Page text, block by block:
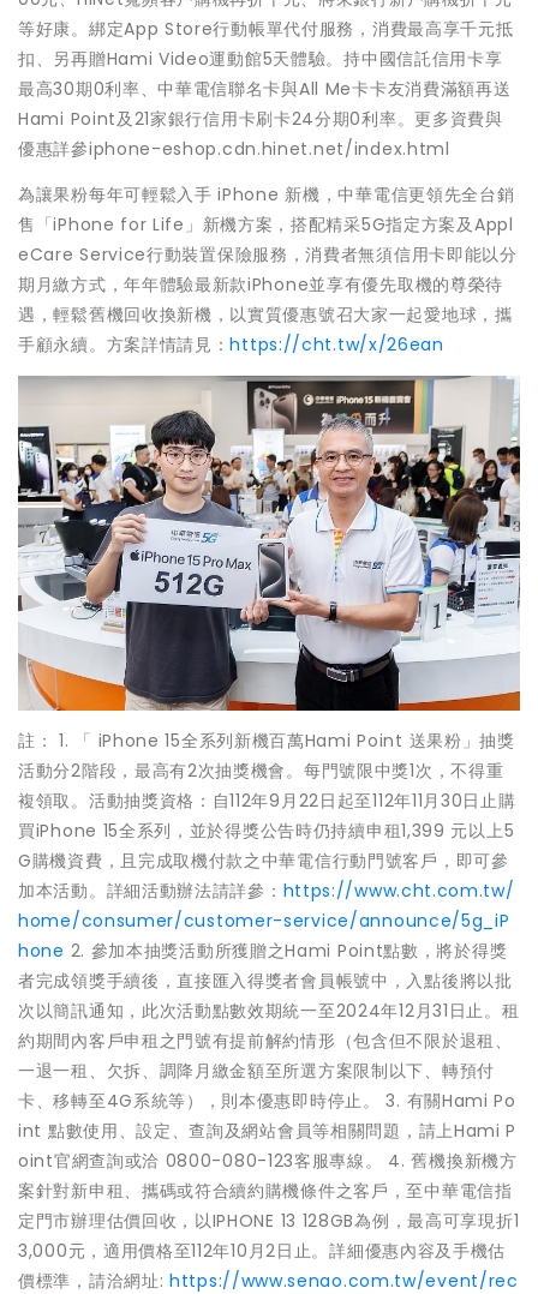
等好康。綁定App Store行動帳單代付服務，消費最高享千元抵
扣、另再贈Hami Video運動館5天體驗。持中國信託信用卡享
最高30期0利率、中華電信聯名卡與All Me卡卡友消費滿額再送
Hami Point及21家銀行信用卡刷卡24分期0利率。更多資費與
優惠詳參iphone-eshop.cdn.hinet.net/index.html
為讓果粉每年可輕鬆入手 iPhone 新機，中華電信更領先全台銷
售「iPhone for Life」新機方案，搭配精采5G指定方案及Appl
eCare Service行動裝置保險服務，消費者無須信用卡即能以分
期月繳方式，年年體驗最新款iPhone並享有優先取機的尊榮待
遇，輕鬆舊機回收換新機，以實質優惠號召大家一起愛地球，攜
手顧永續。方案詳情請見：https://cht.tw/x/26ean
註： 1. 「 iPhone 15全系列新機百萬Hami Point 送果粉」抽獎
活動分2階段，最高有2次抽獎機會。每門號限中獎1次，不得重
複領取。活動抽獎資格：自112年9月22日起至112年11月30日止購
買iPhone 15全系列，並於得獎公告時仍持續申租1,399 元以上5
G購機資費，且完成取機付款之中華電信行動門號客戶，即可參
加本活動。詳細活動辦法請詳參： https://www.cht.com.tw/
home/consumer/customer-service/announce/5g_iP
hone 2. 參加本抽獎活動所獲贈之Hami Point點數，將於得獎
者完成領獎手續後，直接匯入得獎者會員帳號中，入點後將以批
次以簡訊通知，此次活動點數效期統一至2024年12月31日止。租
約期間內客戶申租之門號有提前解約情形（包含但不限於退租、
一退一租、欠拆、調降月繳金額至所選方案限制以下、轉預付
卡、移轉至4G系統等），則本優惠即時停止。 3. 有關Hami Po
int 點數使用、設定、查詢及網站會員等相關問題，請上Hami P
oint官網查詢或洽 0800-080-123客服專線。 4. 舊機換新機方
案針對新申租、攜碼或符合續約購機條件之客戶，至中華電信指
定門市辦理估價回收，以IPHONE 13 128GB為例，最高可享現折1
3,000元，適用價格至112年10月2日止。詳細優惠內容及手機估
價標準，請洽網址: https://www.senao.com.tw/event/rec